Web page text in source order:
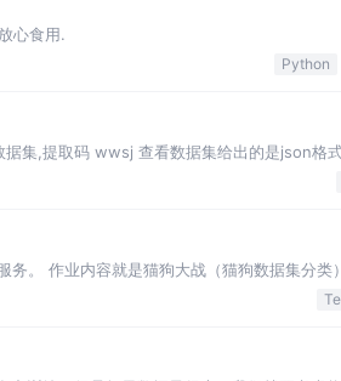
心食用.
Python
集,提取码 wwsj 查看数据集给出的是json格
。 作业内容就是猫狗大战（猫狗数据集分类